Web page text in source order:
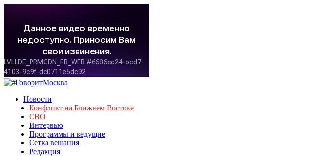
Новости
Конфликт на Ближнем Востоке
СВО
Интервью
Программы и ведущие
Сетка вещания
Редакция